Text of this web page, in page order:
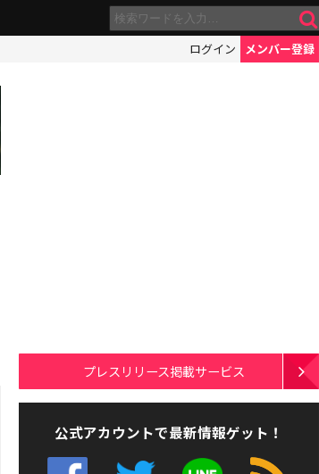
ログイン メンバー登録
プレスリリース掲載サービス
公式アカウントで最新情報ゲット！